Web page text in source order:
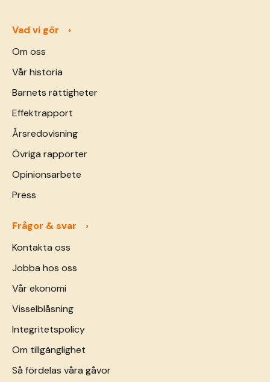
Vad vi gör
Om oss
Vår historia
Barnets rättigheter
Effektrapport
Årsredovisning
Övriga rapporter
Opinionsarbete
Press
Frågor & svar
Kontakta oss
Jobba hos oss
Vår ekonomi
Visselblåsning
Integritetspolicy
Om tillgänglighet
Så fördelas våra gåvor